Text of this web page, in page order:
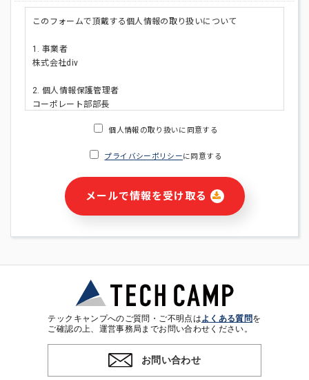
このフォームで頂戴する個人情報の取り扱いについて
1. 事業者
株式会社div
2. 個人情報保護管理者
コーポレート部部長
・ご請求された資料の送付のため
・本サービス及び本サービスに関連する情報(当社及び第三者の
サービス又は商品等の広告配信・宣伝を含みますが、それらに
・個人(法人の場合は担当者)を識別できない形式に加工した統
計情報の作成および利用
※上記の利用目的に基づいた本人への連絡及び配信について
4. 個人情報の第三者提供
個人情報の取り扱いに同意する
プライバシーポリシーに同意する
メールで情報を受け取る
テックキャンプへのご質問・ご不明点はよくある質問を
ご確認の上、運営事務局までお問い合わせください。
お問い合わせ